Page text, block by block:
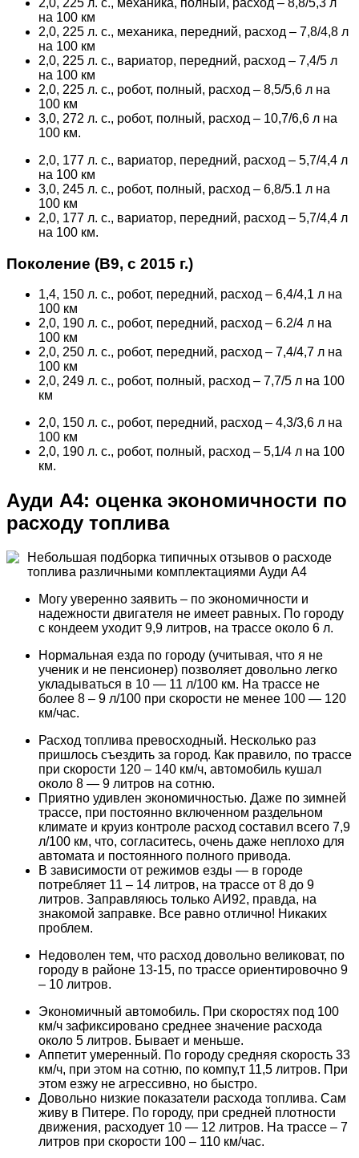
2,0, 225 л. с., механика, полный, расход – 8,8/5,3 л
на 100 км
2,0, 225 л. с., механика, передний, расход – 7,8/4,8 л
на 100 км
2,0, 225 л. с., вариатор, передний, расход – 7,4/5 л
на 100 км
2,0, 225 л. с., робот, полный, расход – 8,5/5,6 л на
100 км
3,0, 272 л. с., робот, полный, расход – 10,7/6,6 л на
100 км.
2,0, 177 л. с., вариатор, передний, расход – 5,7/4,4 л
на 100 км
3,0, 245 л. с., робот, полный, расход – 6,8/5.1 л на
100 км
2,0, 177 л. с., вариатор, передний, расход – 5,7/4,4 л
на 100 км.
Поколение (В9, с 2015 г.)
1,4, 150 л. с., робот, передний, расход – 6,4/4,1 л на
100 км
2,0, 190 л. с., робот, передний, расход – 6.2/4 л на
100 км
2,0, 250 л. с., робот, передний, расход – 7,4/4,7 л на
100 км
2,0, 249 л. с., робот, полный, расход – 7,7/5 л на 100
км
2,0, 150 л. с., робот, передний, расход – 4,3/3,6 л на
100 км
2,0, 190 л. с., робот, полный, расход – 5,1/4 л на 100
км.
Ауди А4: оценка экономичности по
расходу топлива
Небольшая подборка типичных отзывов о расходе
топлива различными комплектациями Ауди А4
Могу уверенно заявить – по экономичности и
надежности двигателя не имеет равных. По городу
с кондеем уходит 9,9 литров, на трассе около 6 л.
Нормальная езда по городу (учитывая, что я не
ученик и не пенсионер) позволяет довольно легко
укладываться в 10 — 11 л/100 км. На трассе не
более 8 – 9 л/100 при скорости не менее 100 — 120
км/час.
Расход топлива превосходный. Несколько раз
пришлось съездить за город. Как правило, по трассе
при скорости 120 – 140 км/ч, автомобиль кушал
около 8 — 9 литров на сотню.
Приятно удивлен экономичностью. Даже по зимней
трассе, при постоянно включенном раздельном
климате и круиз контроле расход составил всего 7,9
л/100 км, что, согласитесь, очень даже неплохо для
автомата и постоянного полного привода.
В зависимости от режимов езды — в городе
потребляет 11 – 14 литров, на трассе от 8 до 9
литров. Заправляюсь только АИ92, правда, на
знакомой заправке. Все равно отлично! Никаких
проблем.
Недоволен тем, что расход довольно великоват, по
городу в районе 13-15, по трассе ориентировочно 9
– 10 литров.
Экономичный автомобиль. При скоростях под 100
км/ч зафиксировано среднее значение расхода
около 5 литров. Бывает и меньше.
Аппетит умеренный. По городу средняя скорость 33
км/ч, при этом на сотню, по компу,т 11,5 литров. При
этом езжу не агрессивно, но быстро.
Довольно низкие показатели расхода топлива. Сам
живу в Питере. По городу, при средней плотности
движения, расходует 10 — 12 литров. На трассе – 7
литров при скорости 100 – 110 км/час.